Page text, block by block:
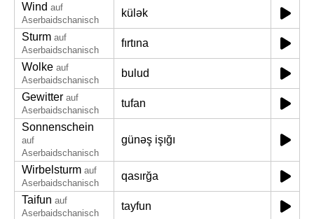
Wind auf
Aserbaidschanisch
külək
Sturm auf
Aserbaidschanisch
fırtına
Wolke auf
Aserbaidschanisch
bulud
Gewitter auf
Aserbaidschanisch
tufan
Sonnenschein
auf
Aserbaidschanisch
günəş işığı
Wirbelsturm auf
Aserbaidschanisch
qasırğa
Taifun auf
Aserbaidschanisch
tayfun